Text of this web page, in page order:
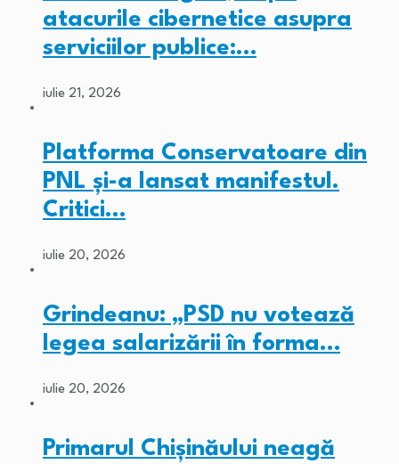
atacurile cibernetice asupra
serviciilor publice:…
iulie 21, 2026
Platforma Conservatoare din
PNL și-a lansat manifestul.
Critici…
iulie 20, 2026
Grindeanu: „PSD nu votează
legea salarizării în forma…
iulie 20, 2026
Primarul Chişinăului neagă